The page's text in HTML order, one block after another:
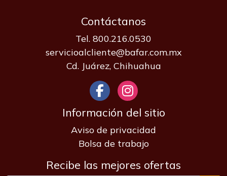
Contáctanos
Tel. 800.216.0530
servicioalcliente@bafar.com.mx
Cd. Juárez, Chihuahua
Información del sitio
Aviso de privacidad
Bolsa de trabajo
Recibe las mejores ofertas